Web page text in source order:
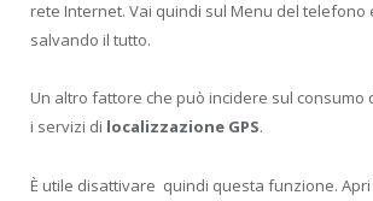
rete Internet. Vai quindi sul Menu del telefono
salvando il tutto.
Un altro fattore che può incidere sul consumo
i servizi di localizzazione GPS.
È utile disattivare quindi questa funzione.